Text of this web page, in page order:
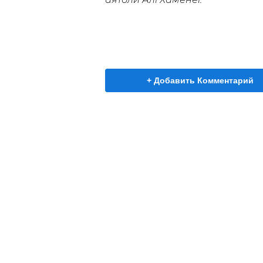
+ Добавить Комментарий